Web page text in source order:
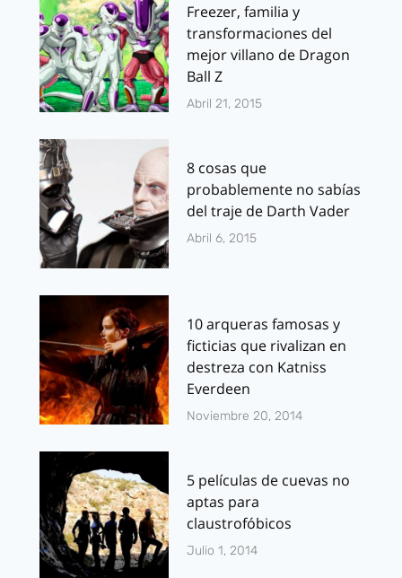
Freezer, familia y
transformaciones del
mejor villano de Dragon
Ball Z
Abril 21, 2015
8 cosas que
probablemente no sabías
del traje de Darth Vader
Abril 6, 2015
10 arqueras famosas y
ficticias que rivalizan en
destreza con Katniss
Everdeen
Noviembre 20, 2014
5 películas de cuevas no
aptas para
claustrofóbicos
Julio 1, 2014